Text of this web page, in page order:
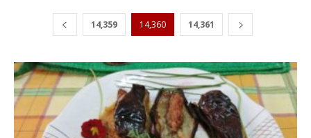
14,359 14,360 14,361